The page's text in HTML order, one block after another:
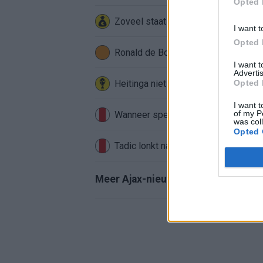
I want
Opted
I want
Opted
I want
of my
was
Opted
Zoveel staat er financieel op het
Ronald de Boer noemt Reiziger als
Heitinga niet langer alleen:
Wanneer speelt Ajax in de
Tadic lonkt naar verrassende
Meer Ajax-nieuws